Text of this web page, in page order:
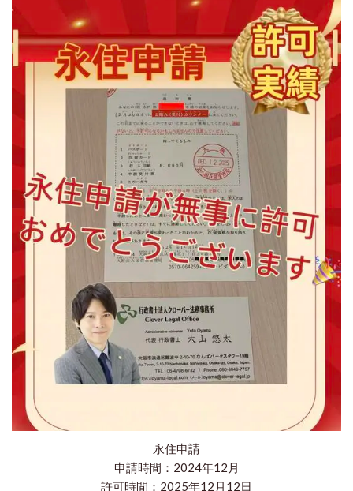
永住申請
申請時間：2024年12月
​許可時間：2025年12月12日